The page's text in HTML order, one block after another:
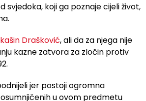
svjedoka, koji ga poznaje cijeli život,
Drašković, ali da za njega nije
kazne zatvora za zločin protiv
jer postoji ogromna
u ovom predmetu